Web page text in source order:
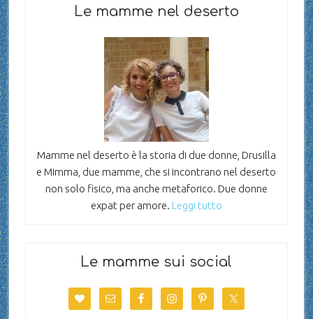
Le mamme nel deserto
Mamme nel deserto è la storia di due donne, Drusilla
e Mimma, due mamme, che si incontrano nel deserto
non solo fisico, ma anche metaforico. Due donne
expat per amore. Leggi tutto
Le mamme sui social